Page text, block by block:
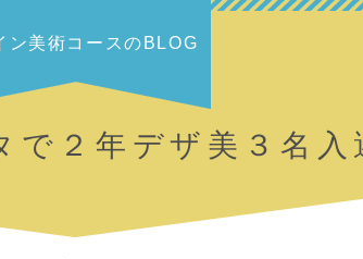
ン美術コースのBLOG
２年デザ美３名入